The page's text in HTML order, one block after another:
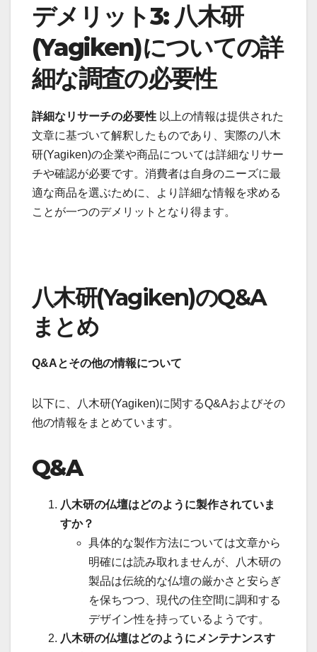
デメリット3: 八木研
(Yagiken)についての詳
細な調査の必要性
詳細なリサーチの必要性 以上の情報は提供された
文章に基づいて解釈したものであり、実際の八木
研(Yagiken)の企業や商品については詳細なリサー
チや確認が必要です。消費者は自身のニーズに最
適な商品を選ぶために、より詳細な情報を求める
ことが一つのデメリットとなり得ます。
八木研(Yagiken)のQ&A
まとめ
Q&Aとその他の情報について
以下に、八木研(Yagiken)に関するQ&Aおよびその
他の情報をまとめています。
Q&A
八木研の仏壇はどのように製作されていま
すか？
具体的な製作方法については文章から
明確には読み取れませんが、八木研の
製品は伝統的な仏壇の厳かさと安らぎ
を保ちつつ、現代の住空間に調和する
デザイン性を持っているようです。
八木研の仏壇はどのようにメンテナンスす